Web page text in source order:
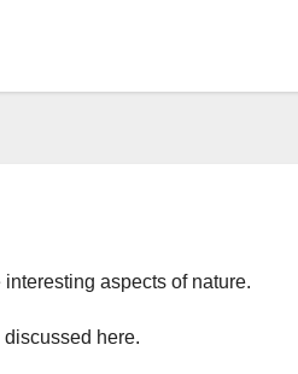
aspects of nature.
here.